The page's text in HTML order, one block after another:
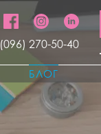
(096) 270-50-40
БЛОГ